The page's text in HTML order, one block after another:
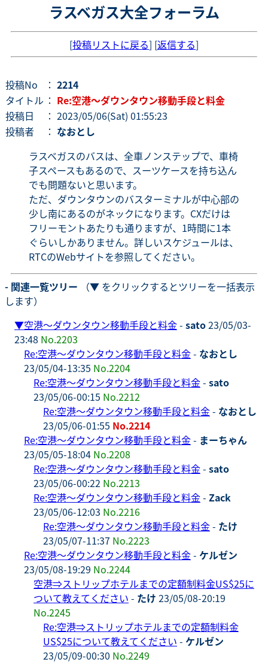
ラスベガス大全フォーラム
[投稿リストに戻る] [返信する]
投稿No ： 2214
タイトル ： Re:空港～ダウンタウン移動手段と料金
投稿日
： 2023/05/06(Sat) 01:55:23
投稿者
： なおとし
ラスベガスのバスは、全車ノンステップで、車椅
子スペースもあるので、スーツケースを持ち込ん
でも問題ないと思います。
ただ、ダウンタウンのバスターミナルが中心部の
少し南にあるのがネックになります。CXだけは
フリーモントあたりも通りますが、1時間に1本
ぐらいしかありません。詳しいスケジュールは、
RTCのWebサイトを参照してください。
- 関連一覧ツリー （▼ をクリックするとツリーを一括表示
します）
▼空港～ダウンタウン移動手段と料金- sato23/05/03-
23:48 No.2203
Re:空港～ダウンタウン移動手段と料金- なおとし
23/05/04-13:35 No.2204
Re:空港～ダウンタウン移動手段と料金- sato
23/05/06-00:15 No.2212
Re:空港～ダウンタウン移動手段と料金- なおとし
23/05/06-01:55 No.2214
Re:空港～ダウンタウン移動手段と料金- まーちゃん
23/05/05-18:04 No.2208
Re:空港～ダウンタウン移動手段と料金- sato
23/05/06-00:22 No.2213
Re:空港～ダウンタウン移動手段と料金- Zack
23/05/06-12:03 No.2216
Re:空港～ダウンタウン移動手段と料金- たけ
23/05/07-11:37 No.2223
Re:空港～ダウンタウン移動手段と料金- ケルゼン
23/05/08-19:29 No.2244
空港⇒ストリップホテルまでの定額制料金US$25に
ついて教えてください - たけ 23/05/08-20:19
No.2245
Re:空港⇒ストリップホテルまでの定額制料金
US$25について教えてください - ケルゼン
23/05/09-00:30 No.2249